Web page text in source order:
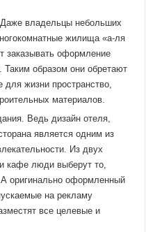
Даже владельцы небольших
жилища «а-ля
заказывать оформление
Таким образом они обретают
для жизни пространство,
материалов.
Ведь дизайн отеля,
является одним из
Из двух
кафе люди выберут то,
оригинально оформленный
на рекламу
все целевые и